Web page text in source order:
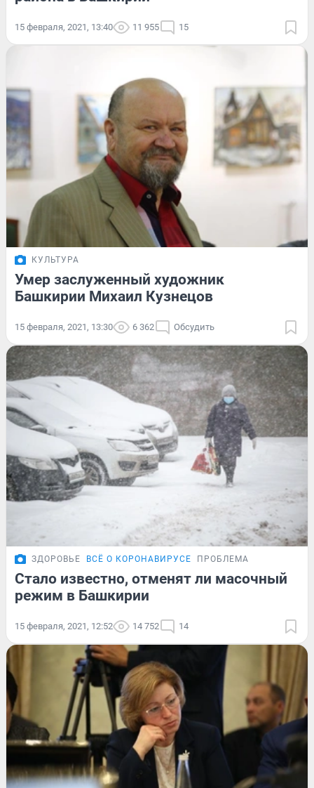
15 февраля, 2021, 13:40 11 955 15
КУЛЬТУРА
Умер заслуженный художник
Башкирии Михаил Кузнецов
15 февраля, 2021, 13:30 6 362 Обсудить
ЗДОРОВЬЕ ВСЁ О КОРОНАВИРУСЕ ПРОБЛЕМА
Стало известно, отменят ли масочный
режим в Башкирии
15 февраля, 2021, 12:52 14 752 14